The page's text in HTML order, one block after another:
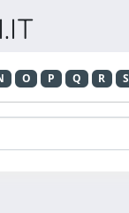
O P Q R S